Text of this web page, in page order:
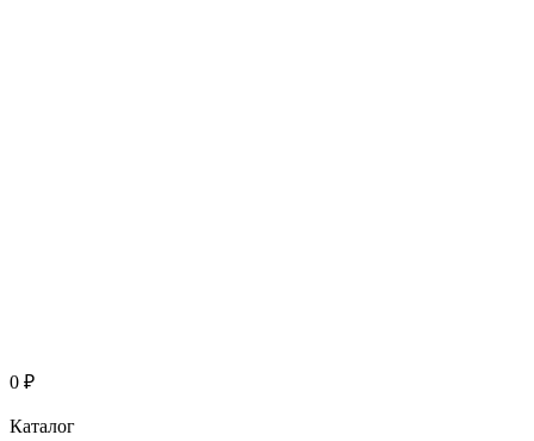
0 ₽
Каталог